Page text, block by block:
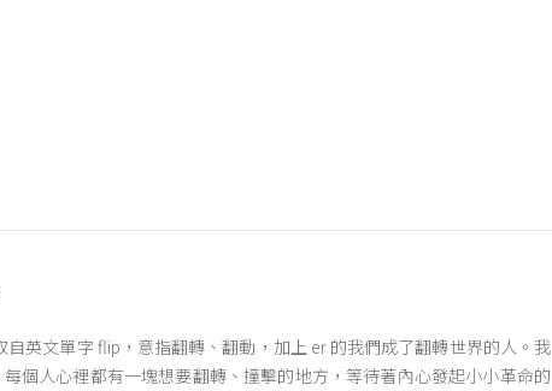
自英文單字 flip，意指翻轉、翻動，加上 er 的我們成了翻轉世界的人。我
個人心裡都有一塊想要翻轉、撞擊的地方，等待著內心發起小小革命的